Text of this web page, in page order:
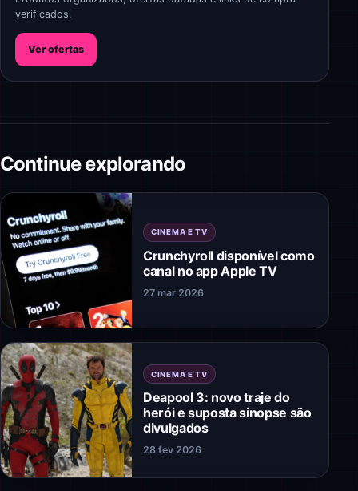
verificados.
Ver ofertas
Continue explorando
CINEMA E TV
Crunchyroll disponível como
canal no app Apple TV
27 mar 2026
CINEMA E TV
Deapool 3: novo traje do
herói e suposta sinopse são
divulgados
28 fev 2026